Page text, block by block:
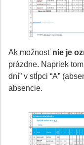
Ak možnosť nie je
prázdne. Napriek
dní” v stĺpci “A”
absencie.